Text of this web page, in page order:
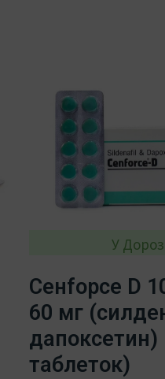
У
Ceнfорce D
60 мг
дапоксетин)
таблеток)